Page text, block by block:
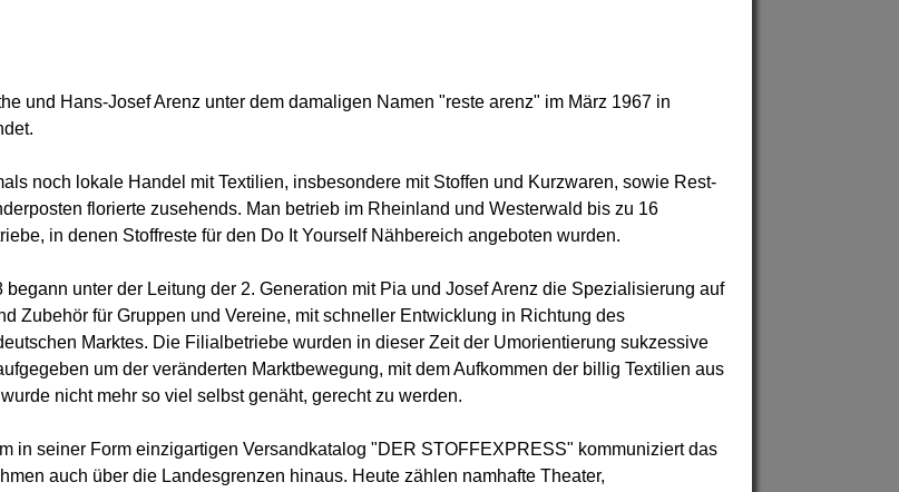
und Hans-Josef Arenz unter dem damaligen Namen "reste arenz" im März 1967 in
noch lokale Handel mit Textilien, insbesondere mit Stoffen und Kurzwaren, sowie Rest-
florierte zusehends. Man betrieb im Rheinland und Westerwald bis zu 16
in denen Stoffreste für den Do It Yourself Nähbereich angeboten wurden.
begann unter der Leitung der 2. Generation mit Pia und Josef Arenz die Spezialisierung auf
Zubehör für Gruppen und Vereine, mit schneller Entwicklung in Richtung des
Marktes. Die Filialbetriebe wurden in dieser Zeit der Umorientierung sukzessive
um der veränderten Marktbewegung, mit dem Aufkommen der billig Textilien aus
nicht mehr so viel selbst genäht, gerecht zu werden.
in seiner Form einzigartigen Versandkatalog "DER STOFFEXPRESS" kommuniziert das
auch über die Landesgrenzen hinaus. Heute zählen namhafte Theater,